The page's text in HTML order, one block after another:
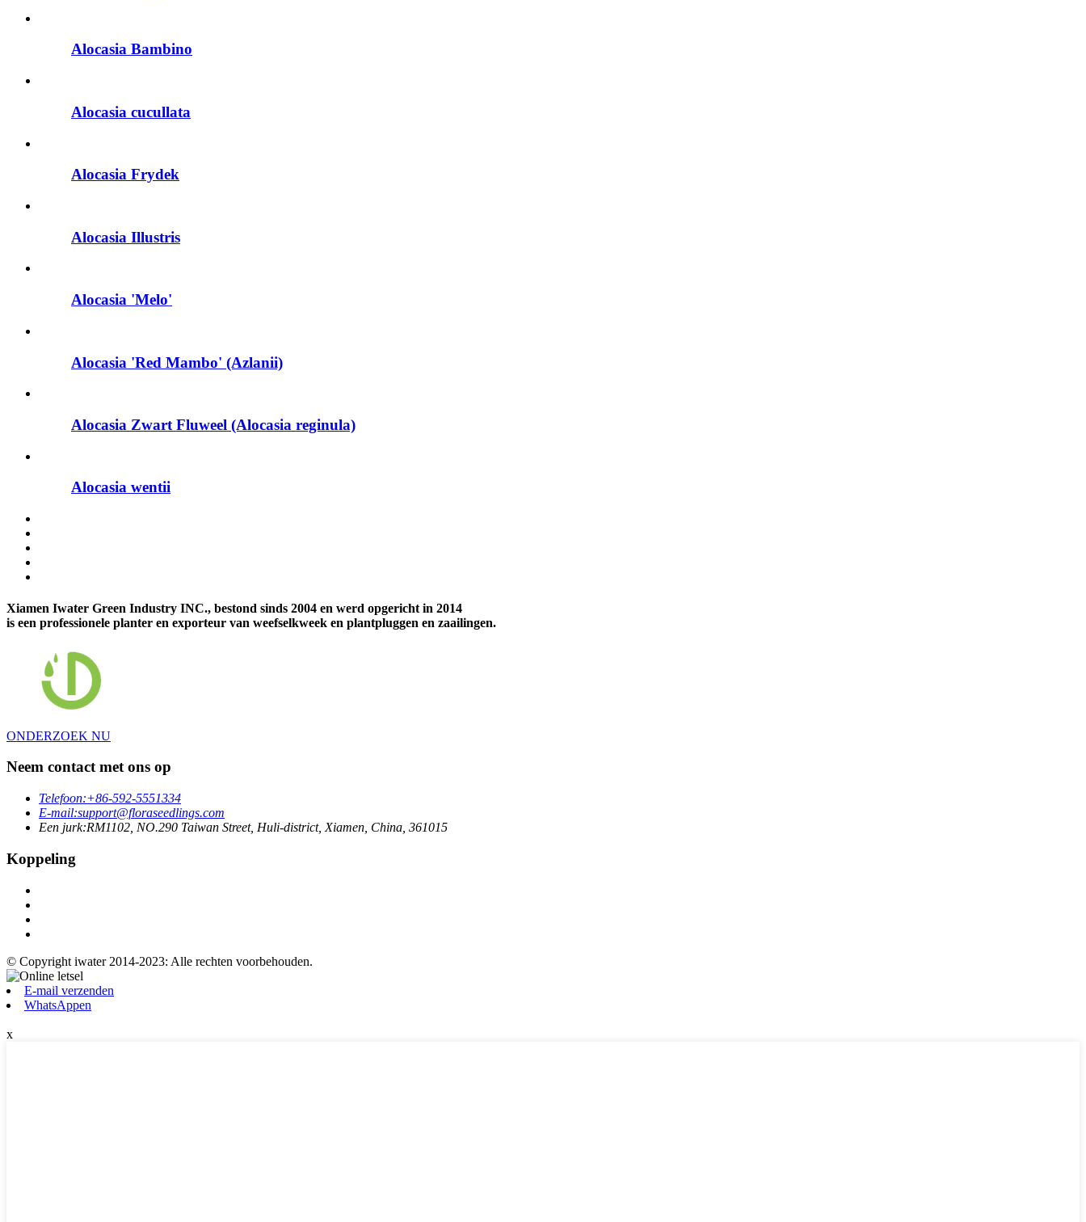
Alocasia Bambino
Alocasia cucullata
Alocasia Frydek
Alocasia Illustris
Alocasia 'Melo'
Alocasia 'Red Mambo' (Azlanii)
Alocasia Zwart Fluweel (Alocasia reginula)
Alocasia wentii
Xiamen Iwater Green Industry INC., bestond sinds 2004 en werd opgericht in 2014
is een professionele planter en exporteur van weefselkweek en plantpluggen en zaailingen.
ONDERZOEK NU
Neem contact met ons op
Telefoon:+86-592-5551334
E-mail:support@floraseedlings.com
Een jurk:RM1102, NO.290 Taiwan Street, Huli-district, Xiamen, China, 361015
Koppeling
© Copyright iwater 2014-2023: Alle rechten voorbehouden.
E-mail verzenden
WhatsAppen
x